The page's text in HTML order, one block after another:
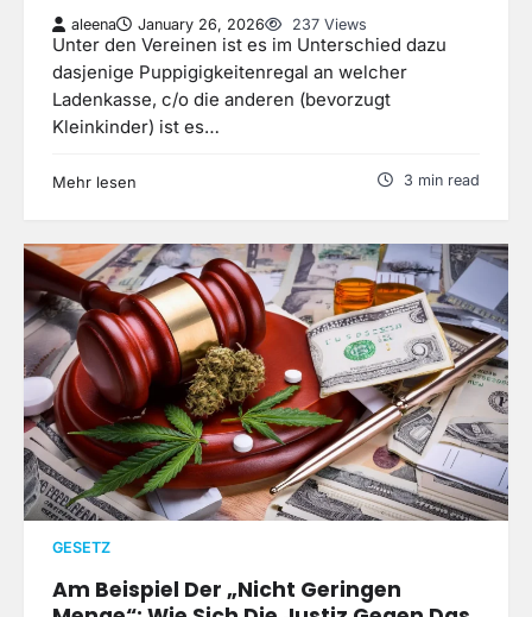
aleena January 26, 2026 237 Views
Unter den Vereinen ist es im Unterschied dazu
dasjenige Puppigigkeitenregal an welcher
Ladenkasse, c/o die anderen (bevorzugt
Kleinkinder) ist es…
Mehr lesen 3 min read
GESETZ
Am Beispiel Der „Nicht Geringen